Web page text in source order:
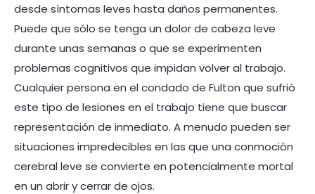
desde síntomas leves hasta daños permanentes.
Puede que sólo se tenga un dolor de cabeza leve
durante unas semanas o que se experimenten
problemas cognitivos que impidan volver al trabajo.
Cualquier persona en el condado de Fulton que sufrió
este tipo de lesiones en el trabajo tiene que buscar
representación de inmediato. A menudo pueden ser
situaciones impredecibles en las que una conmoción
cerebral leve se convierte en potencialmente mortal
en un abrir y cerrar de ojos.